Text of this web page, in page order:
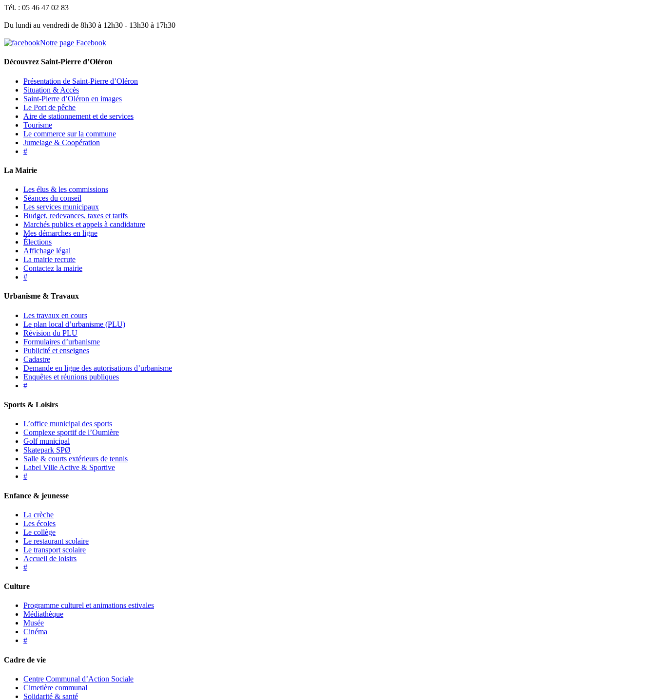
Tél. : 05 46 47 02 83
Du lundi au vendredi de 8h30 à 12h30 - 13h30 à 17h30
Notre page Facebook
Découvrez Saint-Pierre d’Oléron
Présentation de Saint-Pierre d’Oléron
Situation & Accès
Saint-Pierre d’Oléron en images
Le Port de pêche
Aire de stationnement et de services
Tourisme
Le commerce sur la commune
Jumelage & Coopération
#
La Mairie
Les élus & les commissions
Séances du conseil
Les services municipaux
Budget, redevances, taxes et tarifs
Marchés publics et appels à candidature
Mes démarches en ligne
Élections
Affichage légal
La mairie recrute
Contactez la mairie
#
Urbanisme & Travaux
Les travaux en cours
Le plan local d’urbanisme (PLU)
Révision du PLU
Formulaires d’urbanisme
Publicité et enseignes
Cadastre
Demande en ligne des autorisations d’urbanisme
Enquêtes et réunions publiques
#
Sports & Loisirs
L’office municipal des sports
Complexe sportif de l’Oumière
Golf municipal
Skatepark SPØ
Salle & courts extérieurs de tennis
Label Ville Active & Sportive
#
Enfance & jeunesse
La crèche
Les écoles
Le collège
Le restaurant scolaire
Le transport scolaire
Accueil de loisirs
#
Culture
Programme culturel et animations estivales
Médiathèque
Musée
Cinéma
#
Cadre de vie
Centre Communal d’Action Sociale
Cimetière communal
Solidarité & santé